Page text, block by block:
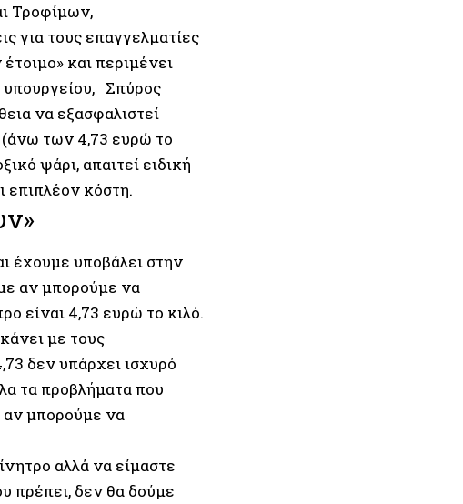
Τροφίμων,
για τους επαγγελματίες
και περιμένει
υπουργείου, Σπύρος
να εξασφαλιστεί
των 4,73 ευρώ το
ψάρι, απαιτεί ειδική
επιπλέον κόστη.
έχουμε υποβάλει στην
αν μπορούμε να
είναι 4,73 ευρώ το κιλό.
με τους
δεν υπάρχει ισχυρό
τα προβλήματα που
αν μπορούμε να
αλλά να είμαστε
πρέπει, δεν θα δούμε